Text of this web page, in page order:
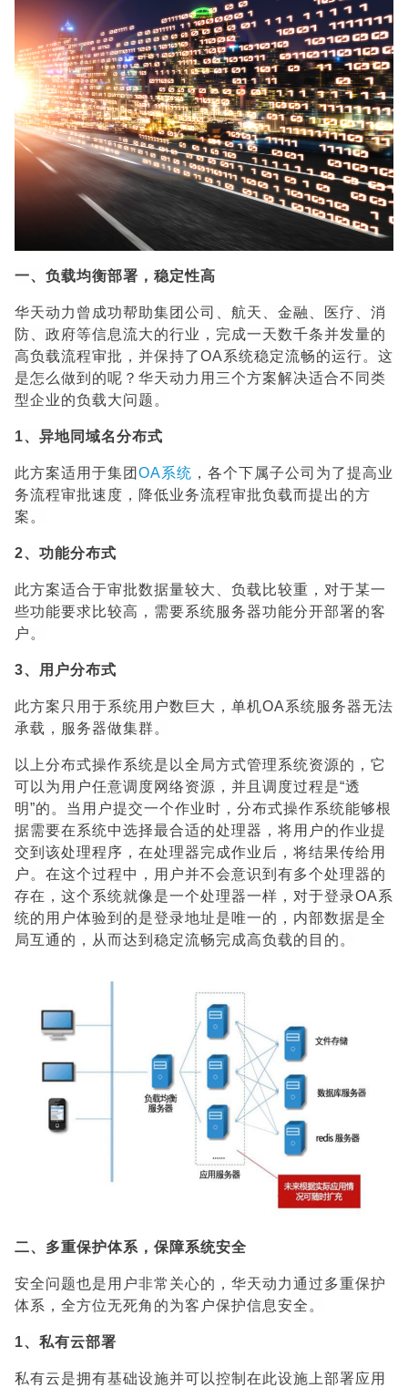
一、负载均衡部署，稳定性高
华天动力曾成功帮助集团公司、航天、金融、医疗、消
防、政府等信息流大的行业，完成一天数千条并发量的
高负载流程审批，并保持了OA系统稳定流畅的运行。这
是怎么做到的呢？华天动力用三个方案解决适合不同类
型企业的负载大问题。
1、异地同域名分布式
此方案适用于集团 OA系统 ，各个下属子公司为了提高业
务流程审批速度，降低业务流程审批负载而提出的方
案。
2、功能分布式
此方案适合于审批数据量较大、负载比较重，对于某一
些功能要求比较高，需要系统服务器功能分开部署的客
户。
3、用户分布式
此方案只用于系统用户数巨大，单机OA系统服务器无法
承载，服务器做集群。
以上分布式操作系统是以全局方式管理系统资源的，它
可以为用户任意调度网络资源，并且调度过程是“透
明”的。当用户提交一个作业时，分布式操作系统能够根
据需要在系统中选择最合适的处理器，将用户的作业提
交到该处理程序，在处理器完成作业后，将结果传给用
户。在这个过程中，用户并不会意识到有多个处理器的
存在，这个系统就像是一个处理器一样，对于登录OA系
统的用户体验到的是登录地址是唯一的，内部数据是全
局互通的，从而达到稳定流畅完成高负载的目的。
二、多重保护体系，保障系统安全
安全问题也是用户非常关心的，华天动力通过多重保护
体系，全方位无死角的为客户保护信息安全。
1、私有云部署
私有云是拥有基础设施并可以控制在此设施上部署应用